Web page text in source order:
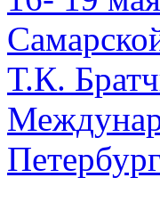
Т.К.
Петербург